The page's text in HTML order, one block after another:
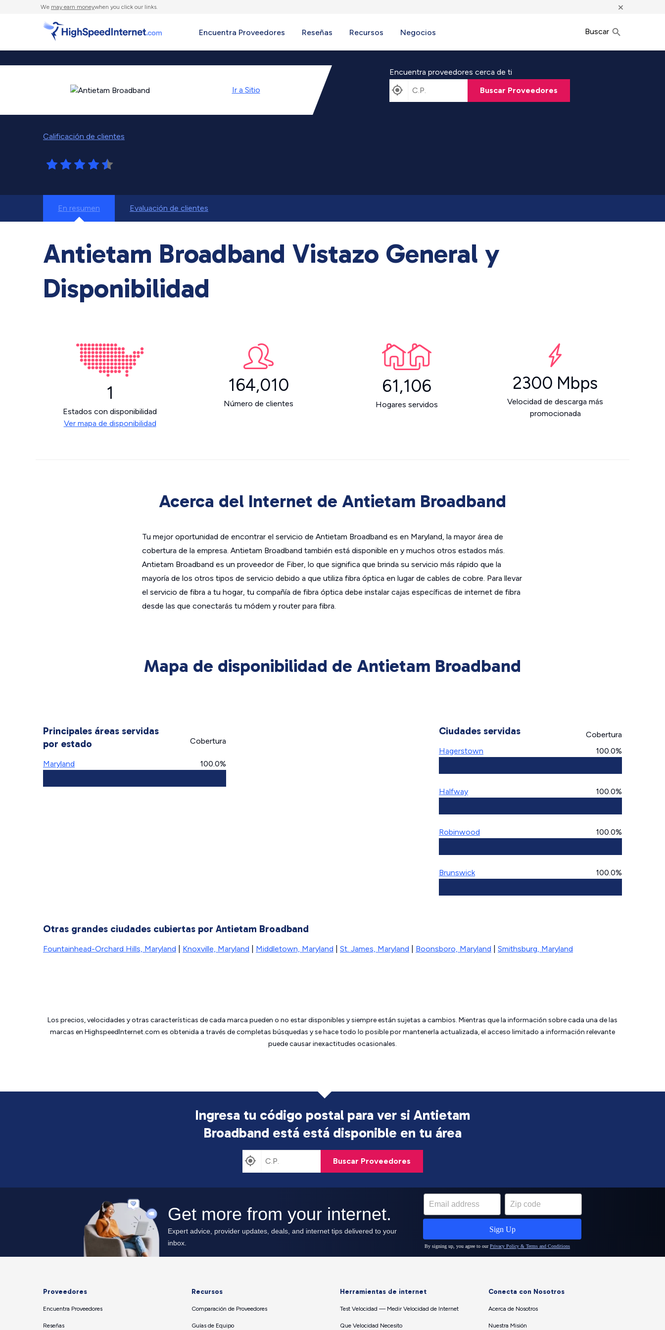
We may earn moneywhen you click our links. ×
Encuentra Proveedores Reseñas Recursos Negocios Buscar
Ir a Sitio
Calificación de clientes
Encuentra proveedores cerca de ti
Buscar Proveedores
En resumen Evaluación de clientes
Antietam Broadband Vistazo General y
Disponibilidad
1
Estados con disponibilidad
Ver mapa de disponibilidad
164,010
Número de clientes
61,106
Hogares servidos
2300 Mbps
Velocidad de descarga más
promocionada
Acerca del Internet de Antietam Broadband
Tu mejor oportunidad de encontrar el servicio de Antietam Broadband es en Maryland, la mayor área de
cobertura de la empresa. Antietam Broadband también está disponible en y muchos otros estados más.
Antietam Broadband es un proveedor de Fiber, lo que significa que brinda su servicio más rápido que la
mayoría de los otros tipos de servicio debido a que utiliza fibra óptica en lugar de cables de cobre. Para llevar
el servicio de fibra a tu hogar, tu compañía de fibra óptica debe instalar cajas específicas de internet de fibra
desde las que conectarás tu módem y router para fibra.
Mapa de disponibilidad de Antietam Broadband
Principales áreas servidas
por estado
Cobertura
Maryland 100.0%
Ciudades servidas
Cobertura
Hagerstown
100.0%
Halfway 100.0%
Robinwood 100.0%
Brunswick 100.0%
Otras grandes ciudades cubiertas por Antietam Broadband
Fountainhead-Orchard Hills, Maryland Knoxville, Maryland Middletown, Maryland St. James, Maryland Boonsboro, Maryland Smithsburg, Maryland
Los precios, velocidades y otras características de cada marca pueden o no estar disponibles y siempre están sujetas a cambios. Mientras que la información sobre cada una de las
marcas en HighspeedInternet.com es obtenida a través de completas búsquedas y se hace todo lo posible por mantenerla actualizada, el acceso limitado a información relevante
puede causar inexactitudes ocasionales.
Ingresa tu código postal para ver si Antietam
Broadband está está disponible en tu área
Buscar Proveedores
Proveedores
Encuentra Proveedores
Reseñas
Recursos
Comparación de Proveedores
Guías de Equipo
Herramientas de internet
Test Velocidad — Medir Velocidad de Internet
Que Velocidad Necesito
Conecta con Nosotros
Acerca de Nosotros
Nuestra Misión